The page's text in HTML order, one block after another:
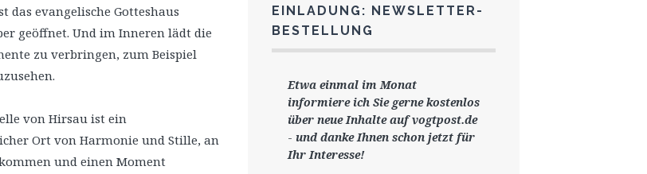
das evangelische Gotteshaus
geöffnet. Und im Inneren lädt die
zu verbringen, zum Beispiel
von Hirsau ist ein
Ort von Harmonie und Stille, an
und einen Moment
EINLADUNG: NEWSLETTER-
BESTELLUNG
Etwa einmal im Monat
informiere ich Sie gernekostenlos
über neue Inhalte auf vogtpost.de
- und danke Ihnen schon jetzt für
Ihr Interesse!